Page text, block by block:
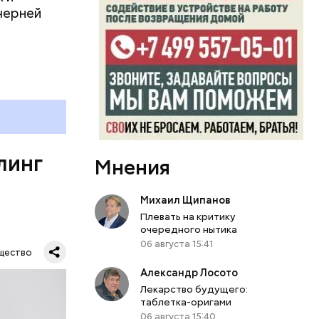
у
в
Мнения
Михаил Щипанов
Плевать на критику
очередного нытика
06 августа 15:41
Александр Лосото
Лекарство будущего:
таблетка-оригами
06 августа 15:40